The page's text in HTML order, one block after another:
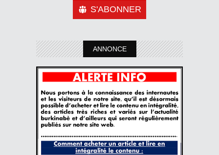
S'ABONNER
ANNONCE